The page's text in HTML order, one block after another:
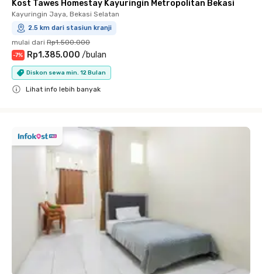
Kost Tawes Homestay Kayuringin Metropolitan Bekasi
Kayuringin Jaya, Bekasi Selatan
2.5 km dari stasiun kranji
mulai dari Rp1.500.000
-7% Rp1.385.000 /bulan
Diskon sewa min. 12 Bulan
Lihat info lebih banyak